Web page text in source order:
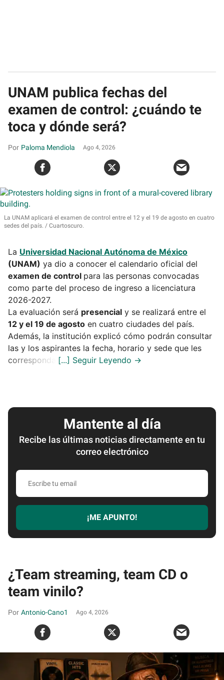
UNAM publica fechas del
examen de control: ¿cuándo te
toca y dónde será?
Paloma Mendiola Ago 4, 2026
La UNAM aplicará el examen de control entre el 12 y el 19 de agosto en cuatro
sedes del país.
Cuartoscuro.
La Universidad Nacional Autónoma de México
(UNAM) ya dio a conocer el calendario oficial del
examen de control para las personas convocadas
como parte del proceso de ingreso a licenciatura
2026-2027.
La evaluación será presencial y se realizará entre el
12 y el 19 de agosto en cuatro ciudades del país.
Además, la institución explicó cómo podrán consultar
las y los aspirantes la fecha, horario y sede que les
corresponda.
Mantente al día
Recibe las últimas noticias directamente en tu
correo electrónico
Escribe
email
¡ME APUNTO!
¿Team streaming, team CD o
team vinilo?
Antonio-Cano1 Ago 4, 2026